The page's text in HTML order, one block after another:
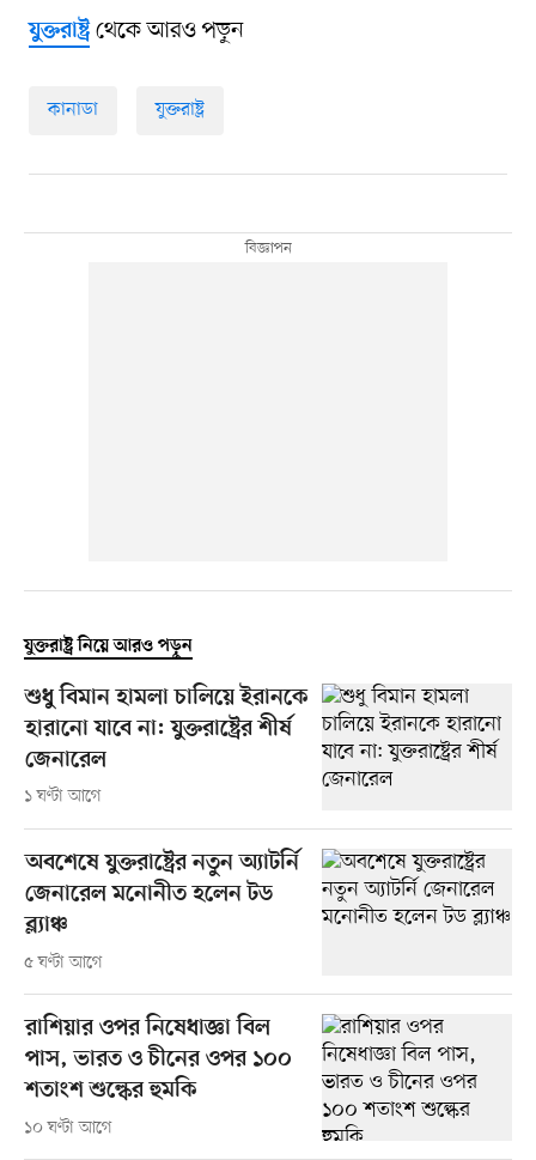
যুক্তরাষ্ট্রথেকে আরও পড়ুন
কানাডা যুক্তরাষ্ট্র
যুক্তরাষ্ট্র নিয়ে আরও পড়ুন
শুধু বিমান হামলা চালিয়ে ইরানকে
হারানো যাবে না: যুক্তরাষ্ট্রের শীর্ষ
জেনারেল
১ ঘণ্টা আগে
অবশেষে যুক্তরাষ্ট্রের নতুন অ্যাটর্নি
জেনারেল মনোনীত হলেন টড
ব্ল্যাঞ্চ
৫ ঘণ্টা আগে
রাশিয়ার ওপর নিষেধাজ্ঞা বিল
পাস, ভারত ও চীনের ওপর ১০০
শতাংশ শুল্কের হুমকি
১০ ঘণ্টা আগে